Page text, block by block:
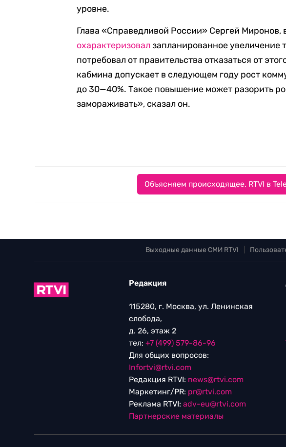
уровне.
Глава «Справедливой России» Сергей Миронов,
охарактеризовал запланированное увеличение
потребовал от правительства отказаться от
кабмина допускает в следующем году рост
до 30—40%. Такое повышение может разорить
замораживать», сказал он.
Объясняем происходящее. RTVI в
Выходные данные СМИ RTVI
Редакция
115280, г. Москва, ул. Ленинская
слобода,
д. 26, этаж 2
тел: +7 (499) 579-86-96
Для общих вопросов:
Infortvi@rtvi.com
Редакция RTVI: news@rtvi.com
Маркетинг/PR: pr@rtvi.com
Реклама RTVI: adv-eu@rtvi.com
Партнерские материалы